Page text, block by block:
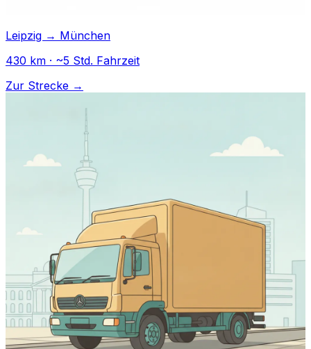
Leipzig → München
430 km · ~5 Std. Fahrzeit
Zur Strecke →